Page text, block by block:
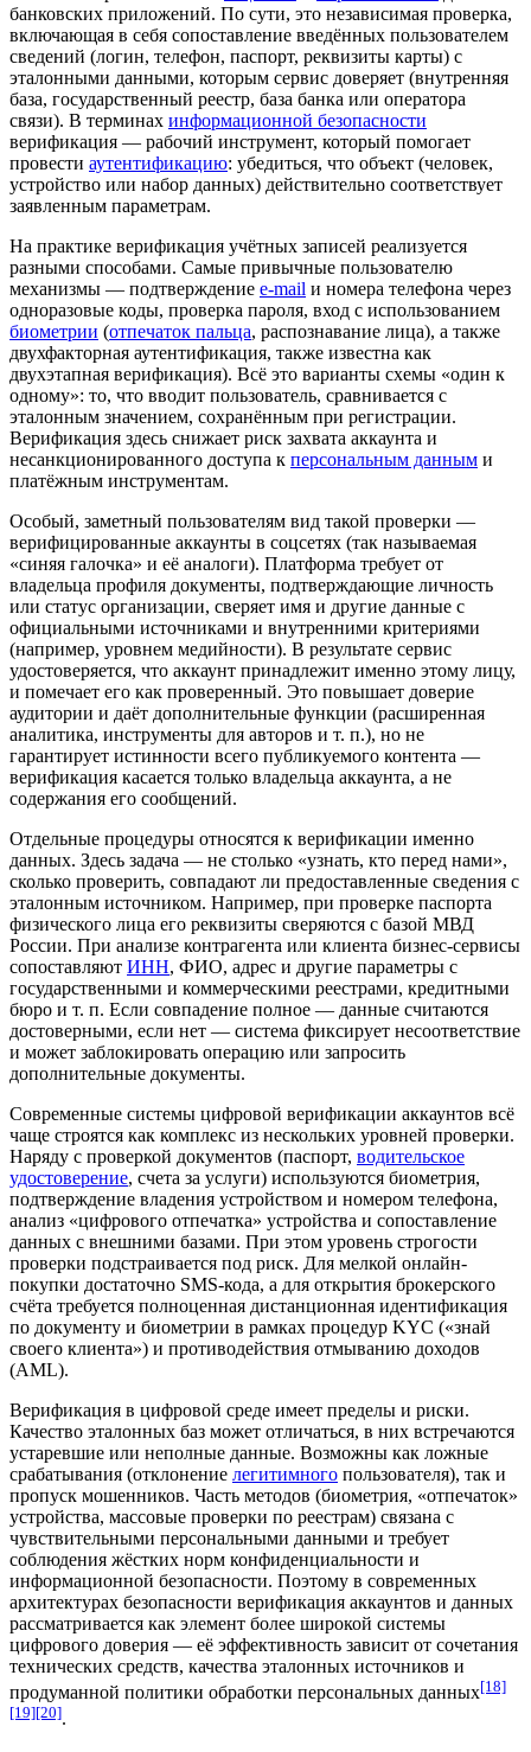
банковских приложений. По сути, это независимая проверка,
включающая в себя сопоставление введённых пользователем
сведений (логин, телефон, паспорт, реквизиты карты) с
эталонными данными, которым сервис доверяет (внутренняя
база, государственный реестр, база банка или оператора
связи). В терминах информационной безопасности
верификация — рабочий инструмент, который помогает
провести аутентификацию: убедиться, что объект (человек,
устройство или набор данных) действительно соответствует
заявленным параметрам.
На практике верификация учётных записей реализуется
разными способами. Самые привычные пользователю
механизмы — подтверждение e-mail и номера телефона через
одноразовые коды, проверка пароля, вход с использованием
биометрии (отпечаток пальца, распознавание лица), а также
двухфакторная аутентификация, также известна как
двухэтапная верификация). Всё это варианты схемы «один к
одному»: то, что вводит пользователь, сравнивается с
эталонным значением, сохранённым при регистрации.
Верификация здесь снижает риск захвата аккаунта и
несанкционированного доступа к персональным данным и
платёжным инструментам.
Особый, заметный пользователям вид такой проверки —
верифицированные аккаунты в соцсетях (так называемая
«синяя галочка» и её аналоги). Платформа требует от
владельца профиля документы, подтверждающие личность
или статус организации, сверяет имя и другие данные с
официальными источниками и внутренними критериями
(например, уровнем медийности). В результате сервис
удостоверяется, что аккаунт принадлежит именно этому лицу,
и помечает его как проверенный. Это повышает доверие
аудитории и даёт дополнительные функции (расширенная
аналитика, инструменты для авторов и т. п.), но не
гарантирует истинности всего публикуемого контента —
верификация касается только владельца аккаунта, а не
содержания его сообщений.
Отдельные процедуры относятся к верификации именно
данных. Здесь задача — не столько «узнать, кто перед нами»,
сколько проверить, совпадают ли предоставленные сведения с
эталонным источником. Например, при проверке паспорта
физического лица его реквизиты сверяются с базой МВД
России. При анализе контрагента или клиента бизнес-сервисы
сопоставляют ИНН, ФИО, адрес и другие параметры с
государственными и коммерческими реестрами, кредитными
бюро и т. п. Если совпадение полное — данные считаются
достоверными, если нет — система фиксирует несоответствие
и может заблокировать операцию или запросить
дополнительные документы.
Современные системы цифровой верификации аккаунтов всё
чаще строятся как комплекс из нескольких уровней проверки.
Наряду с проверкой документов (паспорт, водительское
удостоверение, счета за услуги) используются биометрия,
подтверждение владения устройством и номером телефона,
анализ «цифрового отпечатка» устройства и сопоставление
данных с внешними базами. При этом уровень строгости
проверки подстраивается под риск. Для мелкой онлайн-
покупки достаточно SMS-кода, а для открытия брокерского
счёта требуется полноценная дистанционная идентификация
по документу и биометрии в рамках процедур KYC («знай
своего клиента») и противодействия отмыванию доходов
(AML).
Верификация в цифровой среде имеет пределы и риски.
Качество эталонных баз может отличаться, в них встречаются
устаревшие или неполные данные. Возможны как ложные
срабатывания (отклонение легитимного пользователя), так и
пропуск мошенников. Часть методов (биометрия, «отпечаток»
устройства, массовые проверки по реестрам) связана с
чувствительными персональными данными и требует
соблюдения жёстких норм конфиденциальности и
информационной безопасности. Поэтому в современных
архитектурах безопасности верификация аккаунтов и данных
рассматривается как элемент более широкой системы
цифрового доверия — её эффективность зависит от сочетания
технических средств, качества эталонных источников и
продуманной политики обработки персональных данных[18]
[19][20].